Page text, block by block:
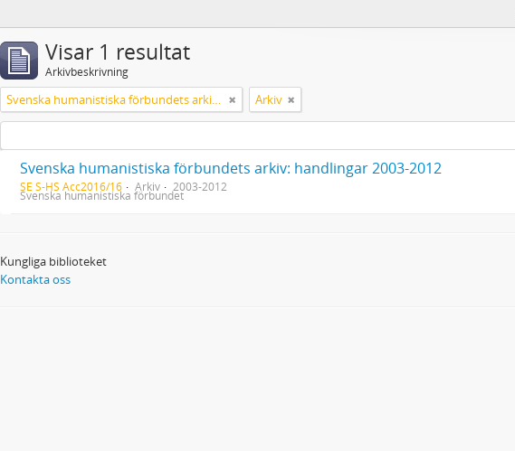
Visar 1 resultat
Arkivbeskrivning
Svenska humanistiska förbundets arkiv: handlingar 2003-2012 Arkiv
Svenska humanistiska förbundets arkiv: handlingar 2003-2012
SE S-HS Acc2016/16 Arkiv 2003-2012
Svenska humanistiska förbundet
Kungliga biblioteket
Kontakta oss